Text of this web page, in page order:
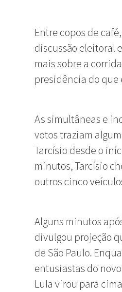
Entre copos de
discussão eleitoral
mais sobre a
presidência do que
As simultâneas e
votos traziam
Tarcísio desde o
minutos, Tarcísio
outros cinco
Alguns minutos
divulgou projeção
de São Paulo.
entusiastas do
Lula virou para